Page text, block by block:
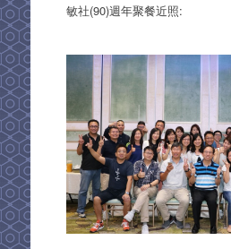
敏社(90)週年聚餐近照: